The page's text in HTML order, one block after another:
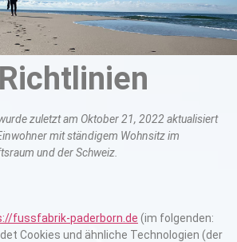
zuletzt am Oktober 21, 2022 aktualisiert
mit ständigem Wohnsitz im
und der Schweiz.
fussfabrik-paderborn.de (im folgenden:
Cookies und ähnliche Technologien (der